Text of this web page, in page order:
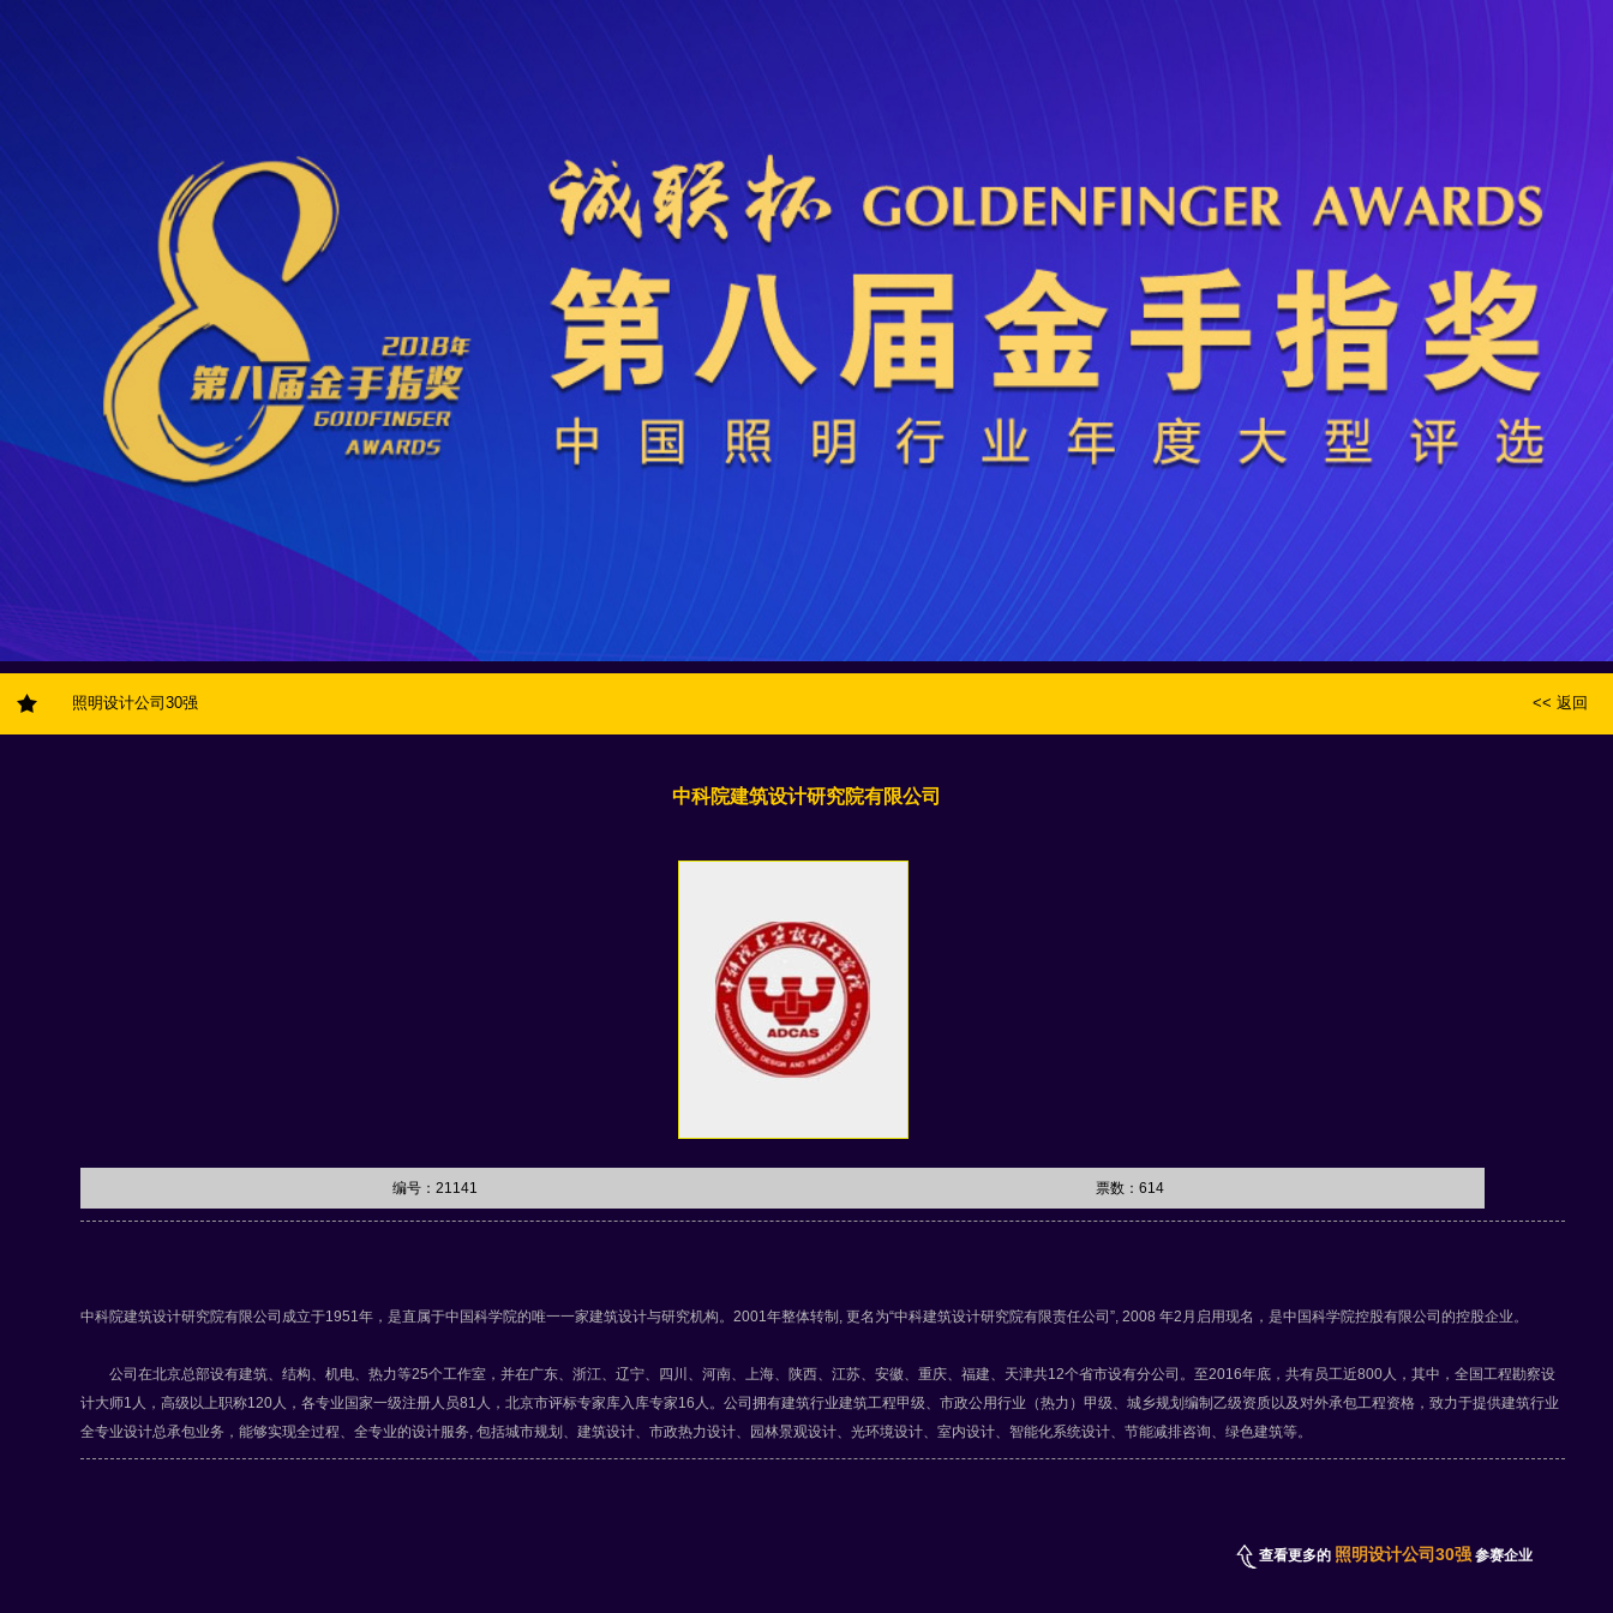
<< 返回
照明设计公司30强
中科院建筑设计研究院有限公司
编号：21141 票数：614
中科院建筑设计研究院有限公司成立于1951年，是直属于中国科学院的唯一一家建筑设计与研究机构。2001年整体转制, 更名为“中科建筑设计研究院有限责任公司”, 2008 年2月启用现名，是中国科学院控股有限公司的控股企业。
公司在北京总部设有建筑、结构、机电、热力等25个工作室，并在广东、浙江、辽宁、四川、河南、上海、陕西、江苏、安徽、重庆、福建、天津共12个省市设有分公司。至2016年底，共有员工近800人，其中，全国工程勘察设
计大师1人，高级以上职称120人，各专业国家一级注册人员81人，北京市评标专家库入库专家16人。公司拥有建筑行业建筑工程甲级、市政公用行业（热力）甲级、城乡规划编制乙级资质以及对外承包工程资格，致力于提供建筑行业
全专业设计总承包业务，能够实现全过程、全专业的设计服务, 包括城市规划、建筑设计、市政热力设计、园林景观设计、光环境设计、室内设计、智能化系统设计、节能减排咨询、绿色建筑等。
查看更多的 照明设计公司30强参赛企业